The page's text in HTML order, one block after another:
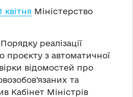
квітня Міністерство
реалізації
проєкту з автоматичної
відомостей про
та
Кабінет Міністрів